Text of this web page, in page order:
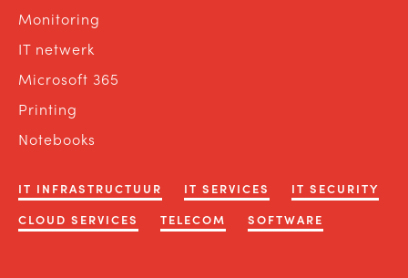
Monitoring
IT netwerk
Microsoft 365
Printing
Notebooks
IT INFRASTRUCTUUR IT SERVICES
IT SECURITY
CLOUD SERVICES
TELECOM SOFTWARE